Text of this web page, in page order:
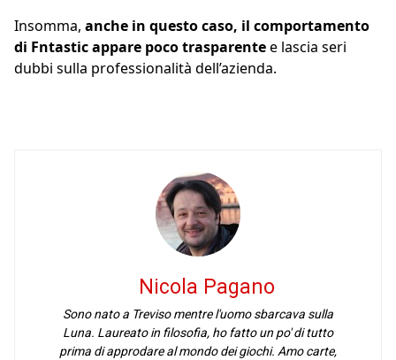
Insomma, anche in questo caso, il comportamento
di Fntastic appare poco trasparentee lascia seri
dubbi sulla professionalità dell’azienda.
Nicola Pagano
Sono nato a Treviso mentre l'uomo sbarcava sulla
Luna. Laureato in filosofia, ho fatto un po' di tutto
prima di approdare al mondo dei giochi. Amo carte,